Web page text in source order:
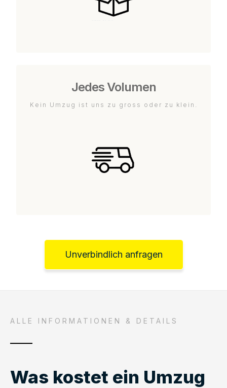
Jedes Volumen
Kein Umzug ist uns zu gross oder zu klein.
Unverbindlich anfragen
ALLE INFORMATIONEN & DETAILS
Was kostet ein Umzug